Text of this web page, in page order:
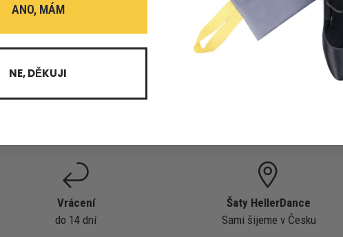
Vrácení
do 14 dní
Šaty HellerDance
Sami šijeme v Česku
ANO, MÁM
NE, DĚKUJI